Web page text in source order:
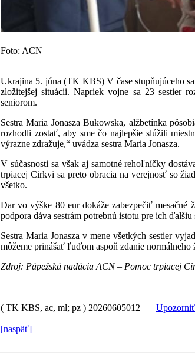
Foto: ACN
Ukrajina 5. júna (TK KBS) V čase stupňujúceho
zložitejšej situácii. Napriek vojne sa 23 sestier
seniorom.
Sestra Maria Jonasza Bukowska, alžbetínka
rozhodli zostať, aby sme čo najlepšie slúžili
výrazne zdražuje,“ uvádza sestra Maria Jonasza.
V súčasnosti sa však aj samotné rehoľníčky
trpiacej Cirkvi sa preto obracia na verejnosť so
všetko.
Dar vo výške 80 eur dokáže zabezpečiť
podpora dáva sestrám potrebnú istotu pre ich
Sestra Maria Jonasza v mene všetkých sestier
môžeme prinášať ľuďom aspoň zdanie
Zdroj: Pápežská nadácia ACN – Pomoc trpiacej
( TK KBS, ac, ml; pz ) 20260605012 |
[naspäť]